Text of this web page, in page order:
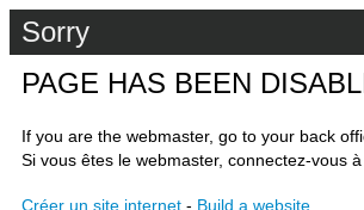
Sorry
PAGE HAS BEEN
If you are the webmaster, go to your back
Si vous êtes le webmaster, connectez-vous
Créer un site internet - Build a website